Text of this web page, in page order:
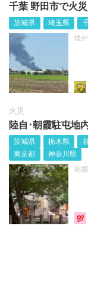
千葉 野田市で火
茨城県 埼玉県
煙
火災
陸自･朝霞駐屯地
茨城県 栃木県
東京都
神奈川県
朝